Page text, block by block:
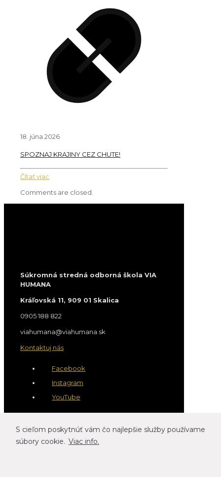
S cieľom poskytnúť vám čo najlepšie služby používame
súbory cookie. Viac info.
18. júna 2026
SPOZNAJ KRAJINY CEZ CHUTE!
Čítať viac
Comments are closed.
Súkromná stredná odborná škola VIA
HUMANA
Kráľovská 11, 909 01 Skalica
0905 188 822
viahumana@viahumana.sk
Kontaktuj nás
Facebook
Instagram
YouTube